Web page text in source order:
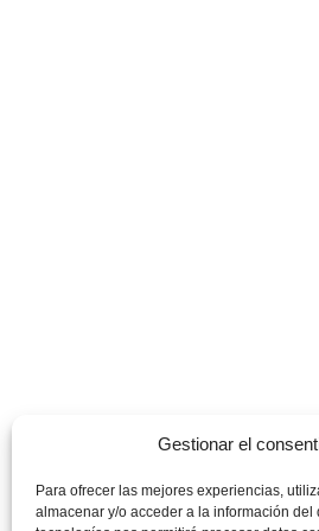
Gestionar el
Para ofrecer las mejores experiencias,
almacenar y/o acceder a la información